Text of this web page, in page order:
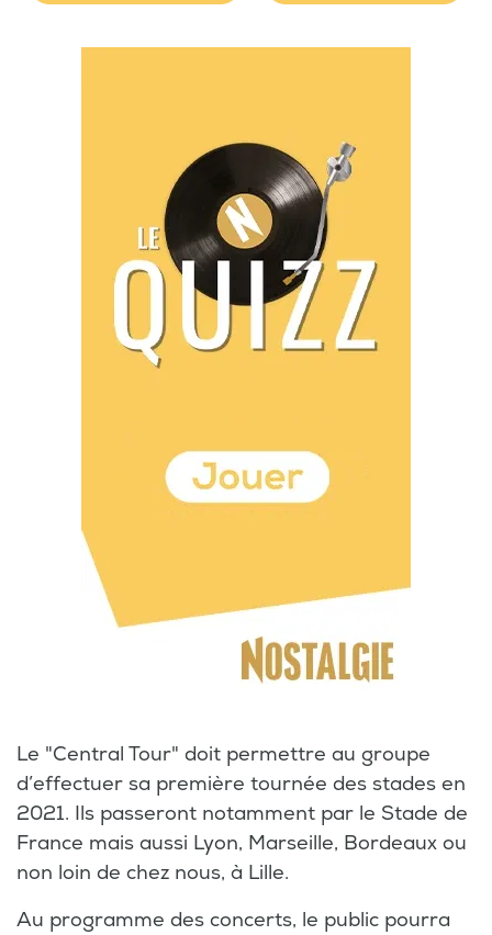
Le "Central Tour" doit permettre au groupe
d’effectuer sa première tournée des stades en
2021. Ils passeront notamment par le Stade de
France mais aussi Lyon, Marseille, Bordeaux ou
non loin de chez nous, à Lille.
Au programme des concerts, le public pourra